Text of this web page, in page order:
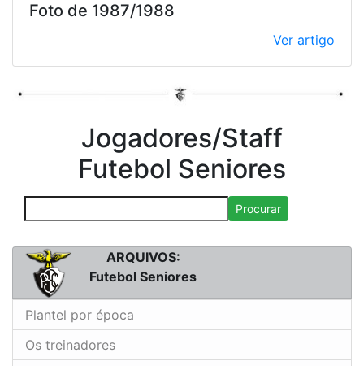
Foto de 1987/1988
Ver artigo
Jogadores/Staff
Futebol Seniores
Procurar
ARQUIVOS:
Futebol Seniores
Plantel por época
Os treinadores